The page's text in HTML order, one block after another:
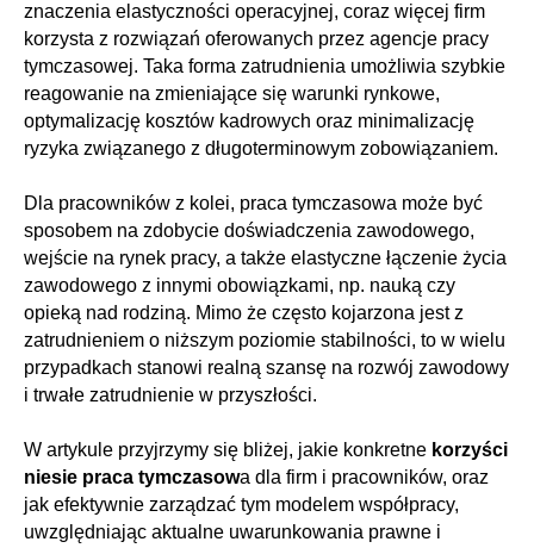
znaczenia elastyczności operacyjnej, coraz więcej firm
korzysta z rozwiązań oferowanych przez agencje pracy
tymczasowej. Taka forma zatrudnienia umożliwia szybkie
reagowanie na zmieniające się warunki rynkowe,
optymalizację kosztów kadrowych oraz minimalizację
ryzyka związanego z długoterminowym zobowiązaniem.
Dla pracowników z kolei, praca tymczasowa może być
sposobem na zdobycie doświadczenia zawodowego,
wejście na rynek pracy, a także elastyczne łączenie życia
zawodowego z innymi obowiązkami, np. nauką czy
opieką nad rodziną. Mimo że często kojarzona jest z
zatrudnieniem o niższym poziomie stabilności, to w wielu
przypadkach stanowi realną szansę na rozwój zawodowy
i trwałe zatrudnienie w przyszłości.
W artykule przyjrzymy się bliżej, jakie konkretne korzyści
niesie praca tymczasowa dla firm i pracowników, oraz
jak efektywnie zarządzać tym modelem współpracy,
uwzględniając aktualne uwarunkowania prawne i